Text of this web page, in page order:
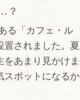
？
る「カフェ・ル
置されました。
をあまり見かけ
スポットになる